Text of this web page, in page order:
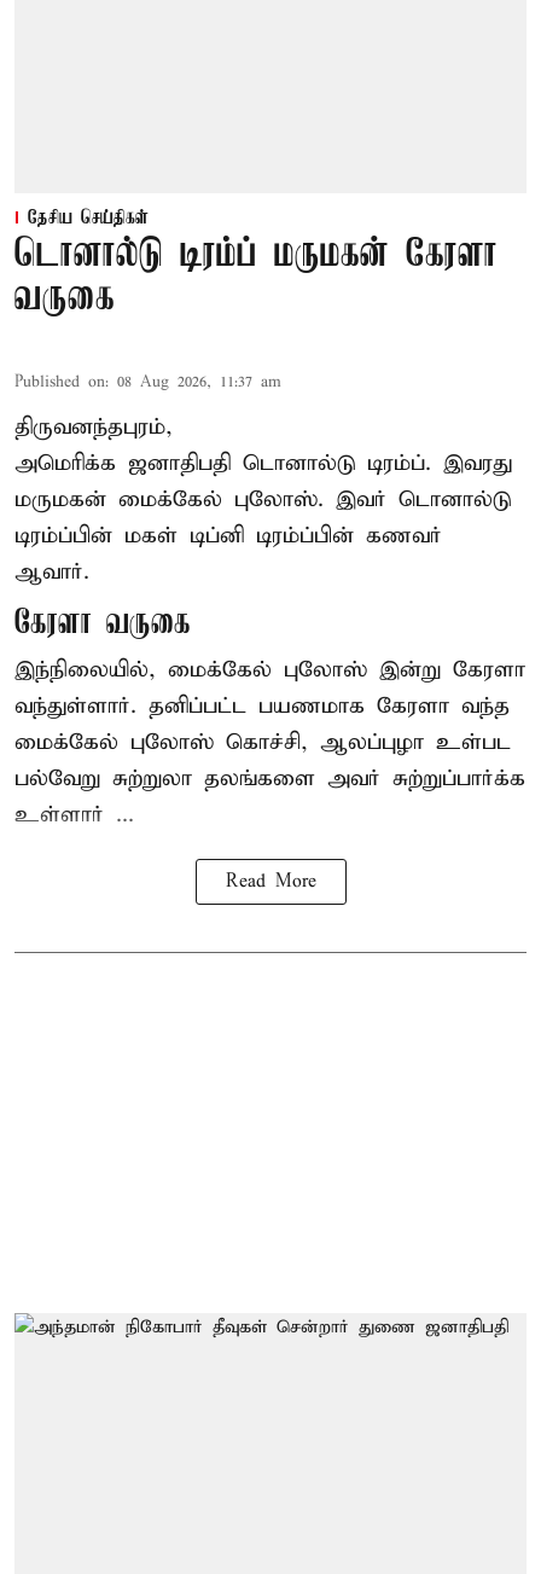
தேசிய செய்திகள்
டொனால்டு டிரம்ப் மருமகன் கேரளா
வருகை
Published on: 08 Aug 2026, 11:37 am
திருவனந்தபுரம்,
அமெரிக்க ஜனாதிபதி டொனால்டு டிரம்ப். இவரது
மருமகன் மைக்கேல் புலோஸ். இவர் டொனால்டு
டிரம்ப்பின் மகள் டிப்னி டிரம்ப்பின் கணவர்
ஆவார்.
கேரளா வருகை
இந்நிலையில், மைக்கேல் புலோஸ் இன்று கேரளா
வந்துள்ளார். தனிப்பட்ட பயணமாக கேரளா வந்த
மைக்கேல் புலோஸ் கொச்சி, ஆலப்புழா உள்பட
பல்வேறு சுற்றுலா தலங்களை அவர் சுற்றுப்பார்க்க
உள்ளார் ...
Read More